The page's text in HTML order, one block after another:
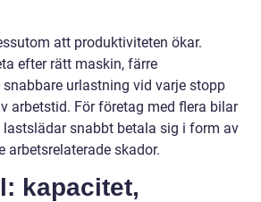
att produktiviteten ökar.
efter rätt maskin, färre
urlastning vid varje stopp
arbetstid. För företag med flera bilar
lastslädar snabbt betala sig i form av
arbetsrelaterade skador.
kapacitet,